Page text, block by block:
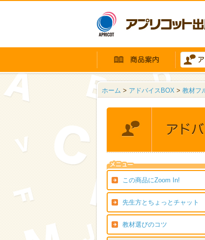
ホーム > アドバイスBOX > 教材フ
この商品にZoom In!
先生方とちょっとチャット
教材選びのコツ